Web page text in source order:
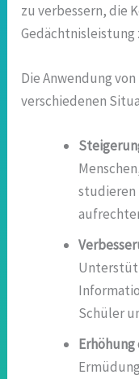
zu verbessern, die
Die Anwendung
verschiedenen
studieren
Schüler